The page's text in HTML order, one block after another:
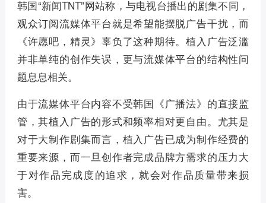
韩国“新闻TNT”网站称，与电视台播出的剧集不同，
观众订阅流媒体平台就是希望能摆脱广告干扰，而
《许愿吧，精灵》辜负了这种期待。植入广告泛滥
并非单纯的创作失误，更与流媒体平台的结构性问
题息息相关。
由于流媒体平台内容不受韩国《广播法》的直接监
管，其植入广告的形式和频率相对更自由。尤其是
对于大制作剧集而言，植入广告已成为制作经费的
重要来源，而一旦创作者完成品牌方需求的压力大
于对作品完成度的追求，就会对作品质量带来损
害。